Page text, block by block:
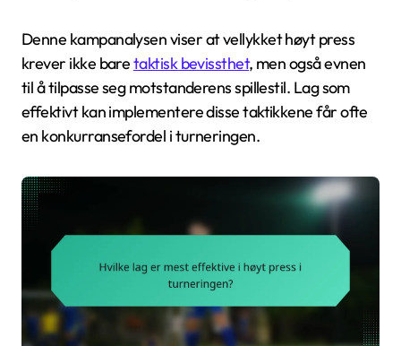
Denne kampanalysen viser at vellykket høyt press
krever ikke baretaktisk bevissthet, men også evnen
til å tilpasse seg motstanderens spillestil. Lag som
effektivt kan implementere disse taktikkene får ofte
en konkurransefordel i turneringen.